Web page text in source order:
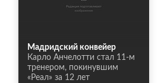
Мадридский конвейер
Карло Анчелотти стал 11-м
тренером, покинувшим
«Реал» за 12 лет